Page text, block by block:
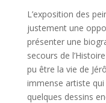
L’exposition des
justement une
présenter une
secours de
pu être la vie de
immense artiste
quelques dessins